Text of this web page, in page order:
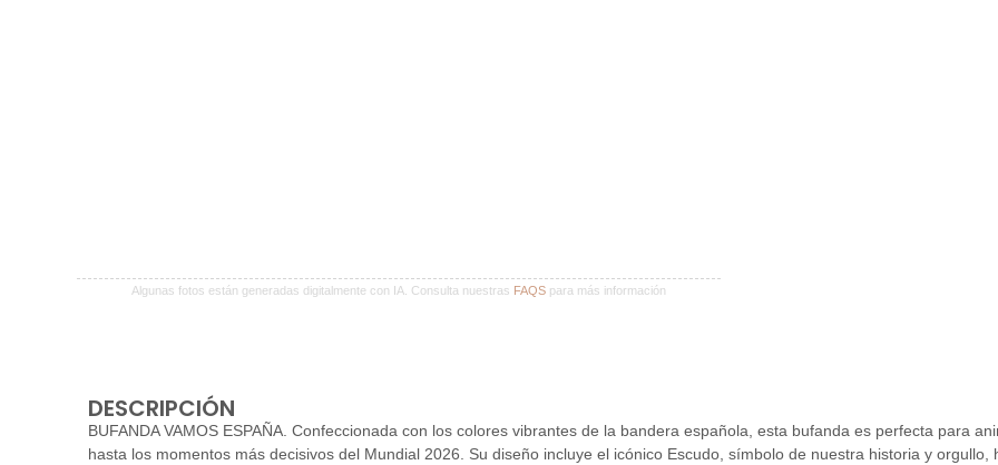
Algunas fotos están generadas digitalmente con IA. Consulta nuestras FAQSpara más información
DESCRIPCIÓN
BUFANDA VAMOS ESPAÑA. Confeccionada con los colores vibrantes de la bandera española, esta bufanda es perfecta para
hasta los momentos más decisivos del Mundial 2026. Su diseño incluye el icónico Escudo, símbolo de nuestra historia y